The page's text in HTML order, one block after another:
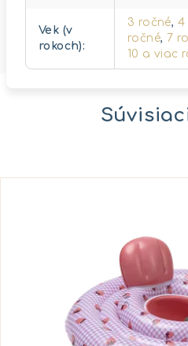
Vek (v
rokoch):
3 ročné, 4
ročné, 7
10 a viac